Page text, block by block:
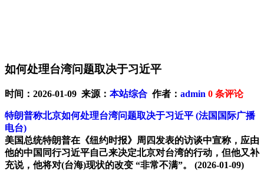
如何处理台湾问题取决于习近平
时间：2026-01-09 来源： 本站综合 作者： admin 0 条评论
特朗普称北京如何处理台湾问题取决于习近平 (法国国际广播
电台)
美国总统特朗普在《纽约时报》周四发表的访谈中宣称，应由
他的中国同行习近平自己来决定北京对台湾的行动，但他又补
充说，他将对(台海)现状的改变 “非常不满”。 (2026-01-09)